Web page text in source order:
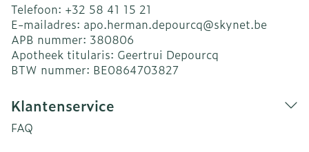
Telefoon: +32 58 41 15 21
E-mailadres: apo.herman.depourcq@skynet.be
APB nummer: 380806
Apotheek titularis: Geertrui Depourcq
BTW nummer: BE0864703827
Klantenservice
FAQ